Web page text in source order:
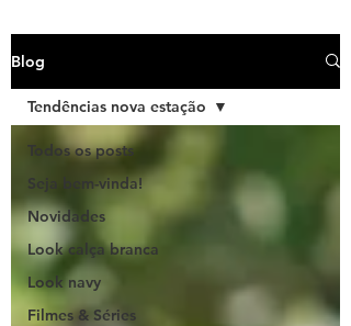
Blog
Todos os posts
Seja bem-vinda!
Novidades
Look calça branca
Look navy
Filmes & Séries
Tendências nova estação